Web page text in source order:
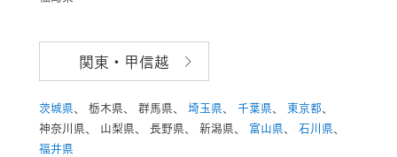
関東・甲信越
茨城県 栃木県、 群馬県、 埼玉県 千葉県 東京都
神奈川県、
山梨県、 長野県、 新潟県、 富山県 石川県
福井県